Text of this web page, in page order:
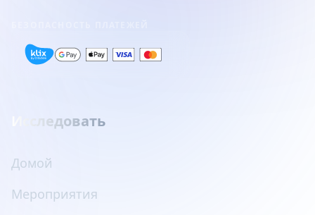
Исследовать
Домой
Мероприятия